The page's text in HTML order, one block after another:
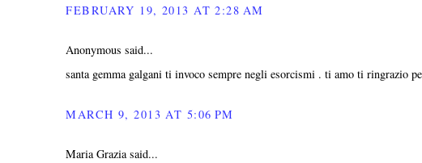
FEBRUARY 19, 2013 AT 2:28 AM
Anonymous said...
santa gemma galgani ti invoco sempre negli esorcismi . ti amo ti ringrazio
MARCH 9, 2013 AT 5:06 PM
Maria Grazia said...